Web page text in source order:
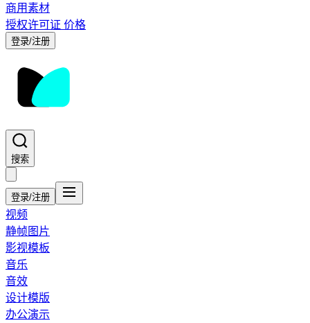
商用素材
授权许可证 价格
登录/注册
搜索
登录/注册
视频
静帧图片
影视模板
音乐
音效
设计模版
办公演示